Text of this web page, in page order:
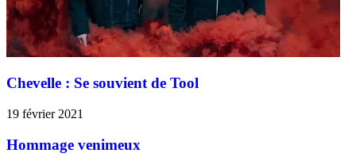
Chevelle : Se souvient de Tool
19 février 2021
Hommage venimeux